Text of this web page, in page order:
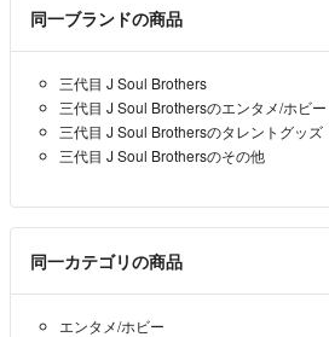
同一ブランドの商品
三代目 J Soul Brothers
三代目 J Soul Brothersのエンタメ/ホビー
三代目 J Soul Brothersのタレントグッズ
三代目 J Soul Brothersのその他
同一カテゴリの商品
エンタメ/ホビー